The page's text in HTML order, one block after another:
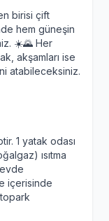
birisi çift
hem güneşin
☀️🌄 Her
akşamları ise
atabileceksiniz.
1 yatak odası
ısıtma
içerisinde